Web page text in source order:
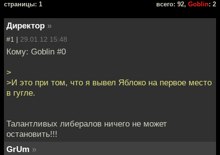
cтраницы: 1 всего: 92, Goblin: 2
Директор »
#1 | 29.01.12 15:48
Кому: Goblin #0
>
>И это при том, что я вывел Яблоко на первое место
в гугле.
Талантливых либералов ничего не может
остановить!!!
GrUm »